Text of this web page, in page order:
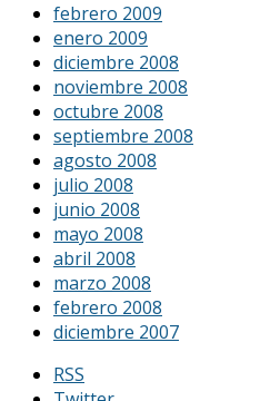
febrero 2009
enero 2009
diciembre 2008
noviembre 2008
octubre 2008
septiembre 2008
agosto 2008
julio 2008
junio 2008
mayo 2008
abril 2008
marzo 2008
febrero 2008
diciembre 2007
RSS